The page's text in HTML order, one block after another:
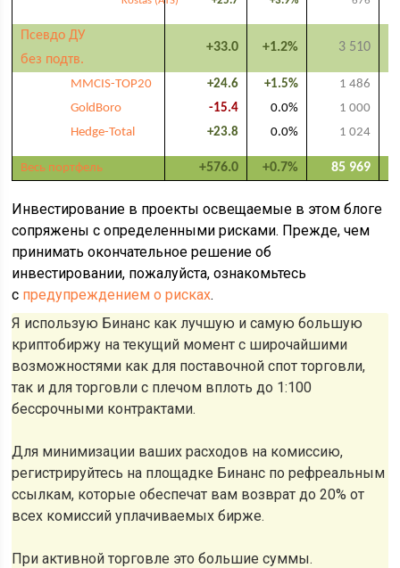
Псевдо ДУ
без подтв.
+33.0 +1.2% 3 510
MMCIS-TOP20 +24.6 +1.5%
1 486
GoldBoro
-15.4 0.0%
1 000
Hedge-Total
+23.8 0.0% 1 024
Весь портфель +576.0 +0.7% 85 969
Инвестирование в проекты освещаемые в этом блоге
сопряжены с определенными рисками. Прежде, чем
принимать окончательное решение об
инвестировании, пожалуйста, ознакомьтесь
с предупреждением о рисках.
Я использую Бинанс как лучшую и самую большую
криптобиржу на текущий момент с широчайшими
возможностями как для поставочной спот торговли,
так и для торговли с плечом вплоть до 1:100
бессрочными контрактами.
Для минимизации ваших расходов на комиссию,
регистрируйтесь на площадке Бинанс по рефреальным
ссылкам, которые обеспечат вам возврат до 20% от
всех комиссий уплачиваемых бирже.
При активной торговле это большие суммы.